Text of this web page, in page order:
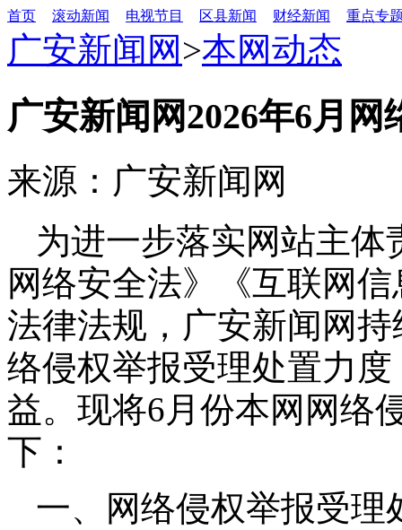
首页 滚动新闻 电视节目 区县新闻 财经新闻 重点专
广安新闻网 >本网动态
广安新闻网2026年6月
来源：广安新闻网
为进一步落实网站主
网络安全法》《互联网
法律法规，广安新闻网
络侵权举报受理处置力
益。现将6月份本网网络
下：
一、网络侵权举报受理